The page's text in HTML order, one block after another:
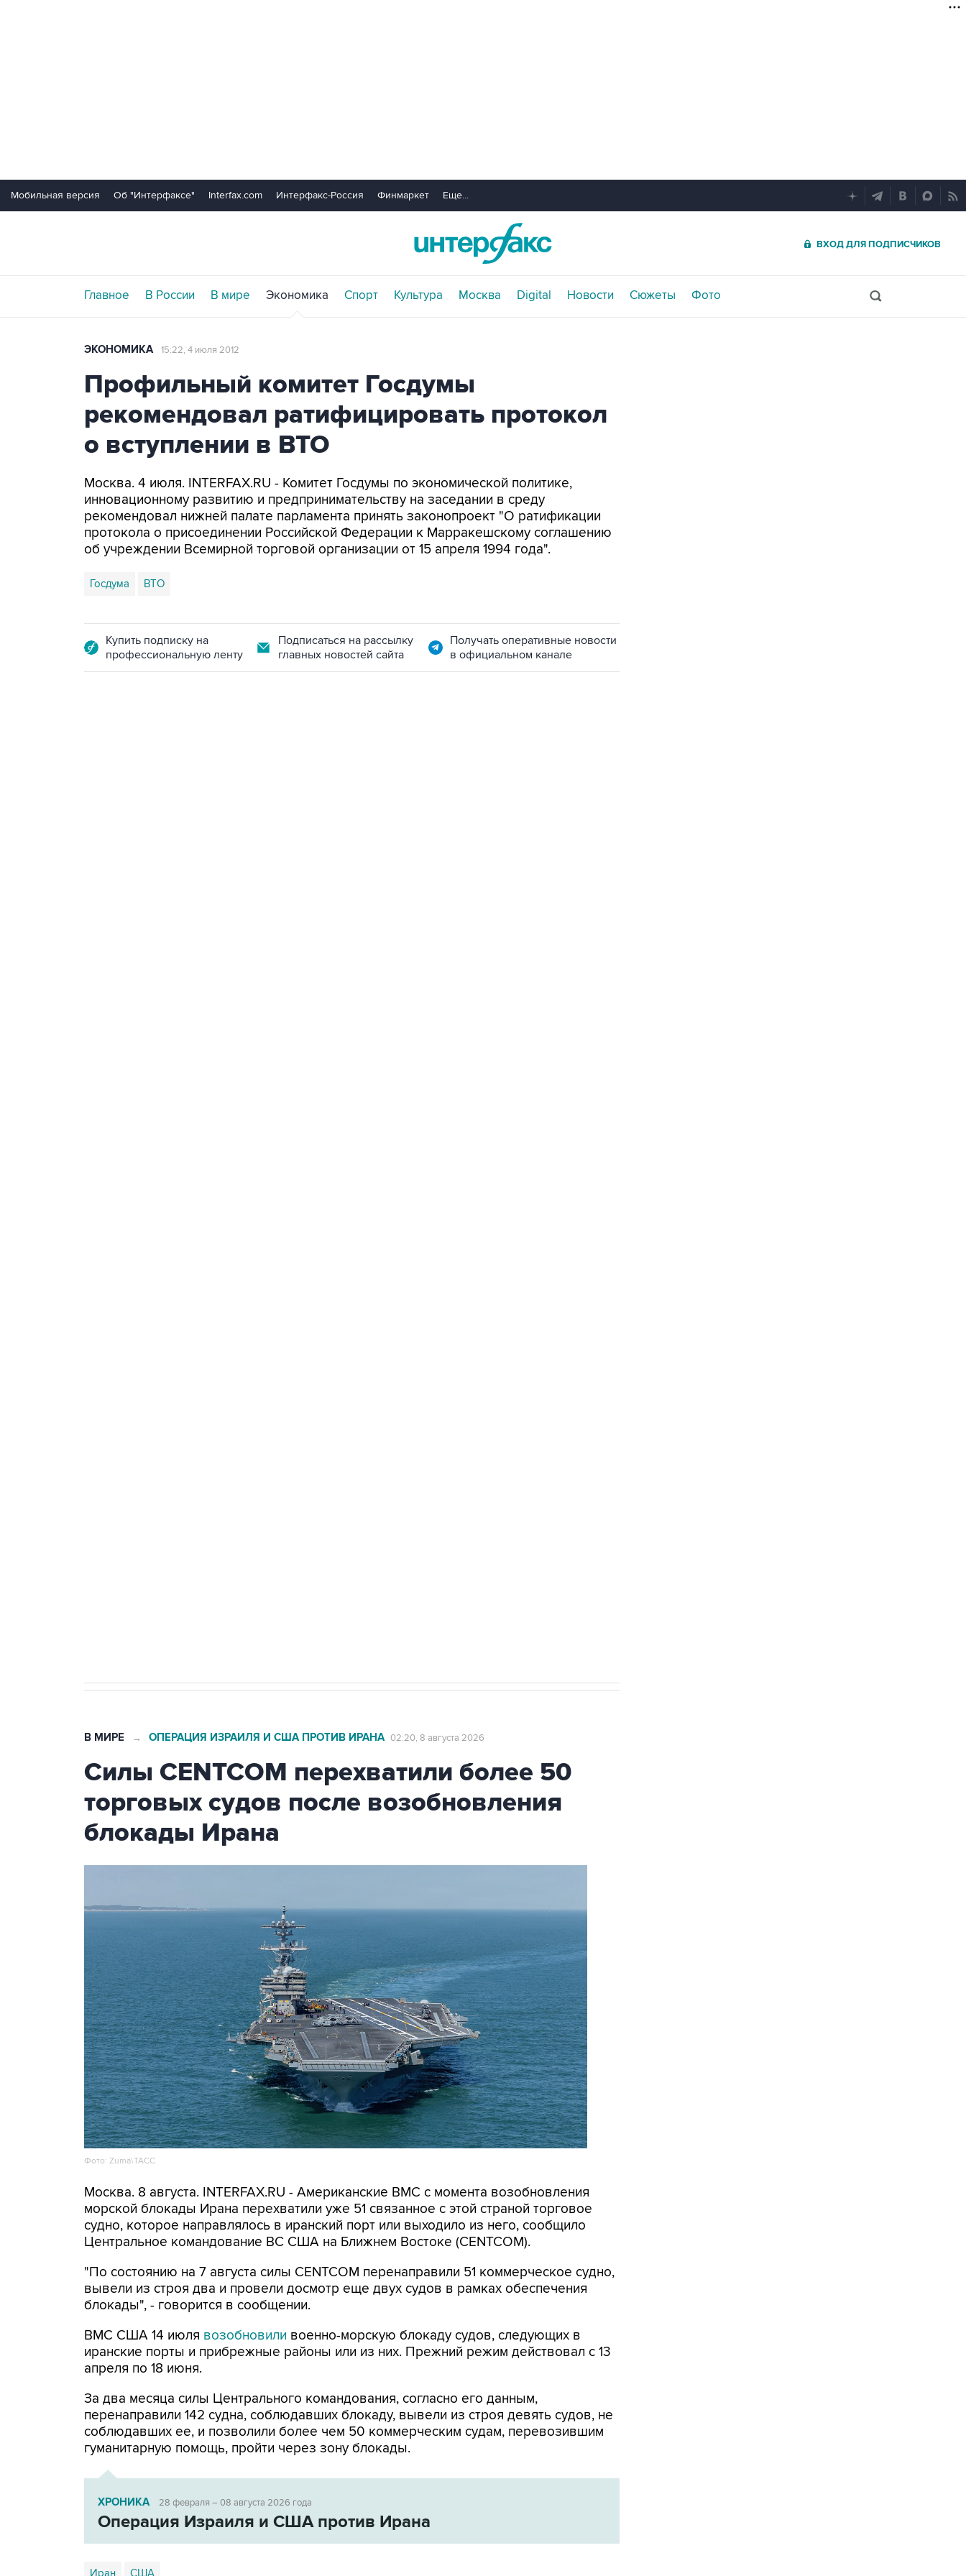
Мобильная версия Об "Интерфаксе" Interfax.com Интерфакс-Россия Финмаркет Еще...
ВХОД ДЛЯ ПОДПИСЧИКОВ
Главное В России В мире Экономика Спорт Культура Москва Digital Новости Сюжеты Фото
ЭКОНОМИКА 15:22, 4 июля 2012
Профильный комитет Госдумы
рекомендовал ратифицировать протокол
о вступлении в ВТО
Москва. 4 июля. INTERFAX.RU - Комитет Госдумы по экономической политике,
инновационному развитию и предпринимательству на заседании в среду
рекомендовал нижней палате парламента принять законопроект "О ратификации
протокола о присоединении Российской Федерации к Марракешскому соглашению
об учреждении Всемирной торговой организации от 15 апреля 1994 года".
Госдума ВТО
Купить подписку на
профессиональную ленту
Подписаться на рассылку
главных новостей сайта
Получать оперативные новости
в официальном канале
В МИРЕ → ОПЕРАЦИЯ ИЗРАИЛЯ И США ПРОТИВ ИРАНА 02:20, 8 августа 2026
Силы CENTCOM перехватили более 50
торговых судов после возобновления
блокады Ирана
Фото: Zuma\ТАСС
Москва. 8 августа. INTERFAX.RU - Американские ВМС с момента возобновления
морской блокады Ирана перехватили уже 51 связанное с этой страной торговое
судно, которое направлялось в иранский порт или выходило из него, сообщило
Центральное командование ВС США на Ближнем Востоке (CENTCOM).
"По состоянию на 7 августа силы CENTCOM перенаправили 51 коммерческое судно,
вывели из строя два и провели досмотр еще двух судов в рамках обеспечения
блокады", - говорится в сообщении.
ВМС США 14 июля возобновили военно-морскую блокаду судов, следующих в
иранские порты и прибрежные районы или из них. Прежний режим действовал с 13
апреля по 18 июня.
За два месяца силы Центрального командования, согласно его данным,
перенаправили 142 судна, соблюдавших блокаду, вывели из строя девять судов, не
соблюдавших ее, и позволили более чем 50 коммерческим судам, перевозившим
гуманитарную помощь, пройти через зону блокады.
ХРОНИКА 28 февраля – 08 августа 2026 года
Операция Израиля и США против Ирана
Иран США